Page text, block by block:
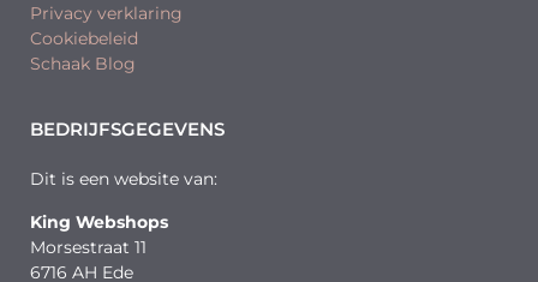
Privacy verklaring
Cookiebeleid
Schaak Blog
BEDRIJFSGEGEVENS
Dit is een website van:
King Webshops
Morsestraat 11
6716 AH Ede